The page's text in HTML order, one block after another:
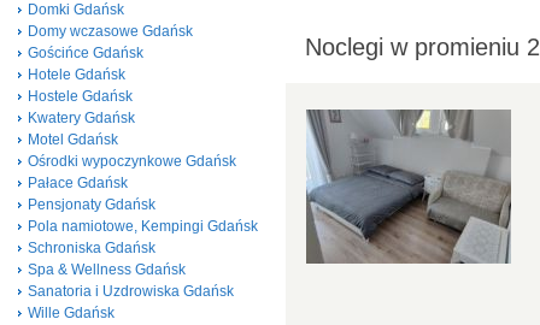
Domki Gdańsk
Domy wczasowe Gdańsk
Gościńce Gdańsk
Hotele Gdańsk
Hostele Gdańsk
Kwatery Gdańsk
Motel Gdańsk
Ośrodki wypoczynkowe Gdańsk
Pałace Gdańsk
Pensjonaty Gdańsk
Pola namiotowe, Kempingi Gdańsk
Schroniska Gdańsk
Spa & Wellness Gdańsk
Sanatoria i Uzdrowiska Gdańsk
Wille Gdańsk
Noclegi w promieniu